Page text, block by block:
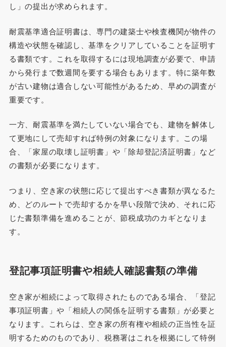
し」の提出が求められます。
耐震基準適合証明書は、専門の建築士や検査機関が物件の
構造や状態を確認し、基準をクリアしていることを証明す
る書類です。これを取得するには現地調査が必要で、申請
から発行まで数週間を要する場合もあります。特に築年数
が古い建物は適合しない可能性があるため、早めの調査が
重要です。
一方、耐震基準を満たしていない場合でも、建物を解体し
て更地にして売却すれば特例の対象になります。この場
合、「家屋の取壊し証明書」や「除却登記済証明書」など
の書類が必要になります。
つまり、空き家の状態に応じて提出すべき書類が異なるた
め、どのルートで売却するかを早い段階で決め、それに応
じた書類準備を進めることが、節税成功のカギとなりま
す。
登記事項証明書や相続人確認書類の準備
空き家が相続によって取得されたものである場合、「登記
事項証明書」や「相続人の関係を証明する書類」が必要と
なります。これらは、空き家の所有権や相続の正当性を証
明するためのものであり、税務署はこれを根拠にして特例